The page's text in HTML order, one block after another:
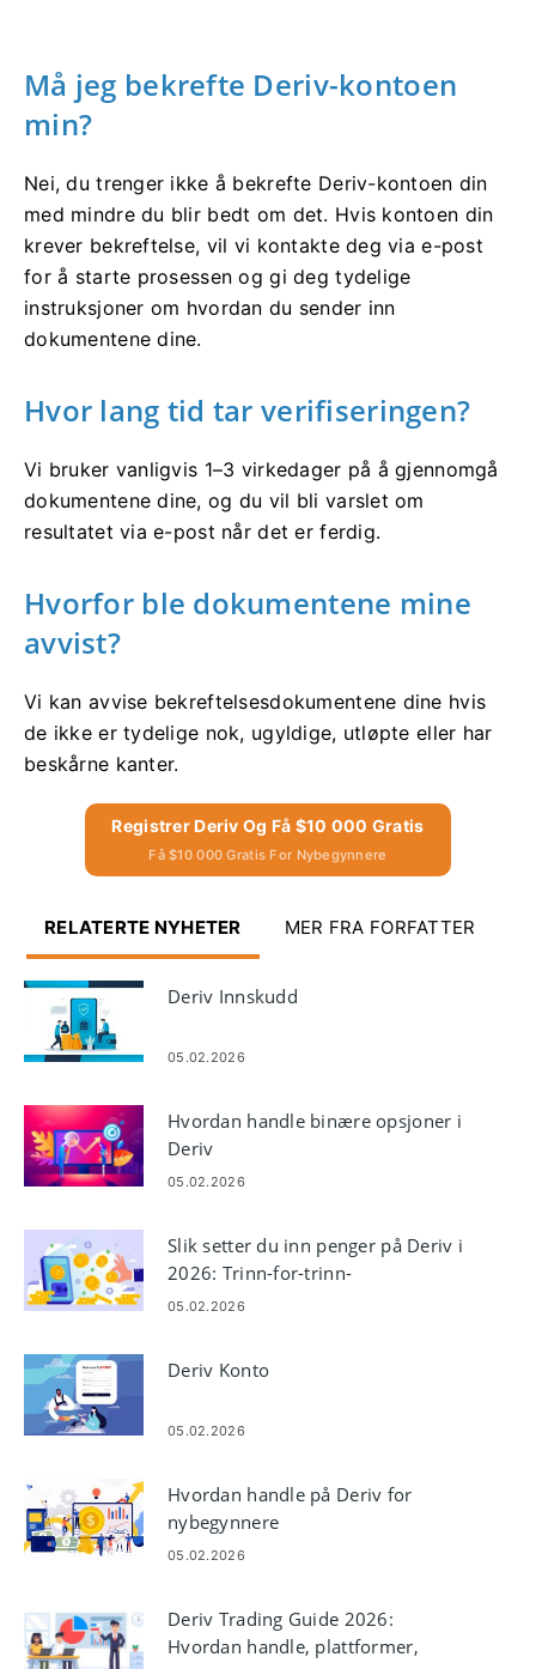
Må jeg bekrefte Deriv-kontoen
min?
Nei, du trenger ikke å bekrefte Deriv-kontoen din
med mindre du blir bedt om det. Hvis kontoen din
krever bekreftelse, vil vi kontakte deg via e-post
for å starte prosessen og gi deg tydelige
instruksjoner om hvordan du sender inn
dokumentene dine.
Hvor lang tid tar verifiseringen?
Vi bruker vanligvis 1–3 virkedager på å gjennomgå
dokumentene dine, og du vil bli varslet om
resultatet via e-post når det er ferdig.
Hvorfor ble dokumentene mine
avvist?
Vi kan avvise bekreftelsesdokumentene dine hvis
de ikke er tydelige nok, ugyldige, utløpte eller har
beskårne kanter.
Registrer Deriv Og Få $10 000 Gratis
Få $10 000 Gratis For Nybegynnere
RELATERTE NYHETER MER FRA FORFATTER
Deriv Innskudd
05.02.2026
Hvordan handle binære opsjoner i
Deriv
05.02.2026
Slik setter du inn penger på Deriv i
2026: Trinn-for-trinn-
finansieringsveiledning, gebyrer
05.02.2026
Deriv Konto
05.02.2026
Hvordan handle på Deriv for
nybegynnere
05.02.2026
Deriv Trading Guide 2026:
Hvordan handle, plattformer,